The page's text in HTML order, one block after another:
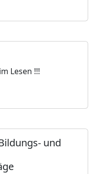
Lesen !!!
und